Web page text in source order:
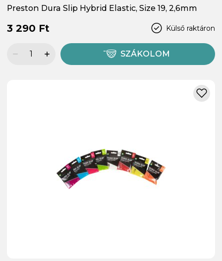
Preston Dura Slip Hybrid Elastic, Size 19, 2,6mm
Külső raktáron
3 290 Ft
SZÁKOLOM